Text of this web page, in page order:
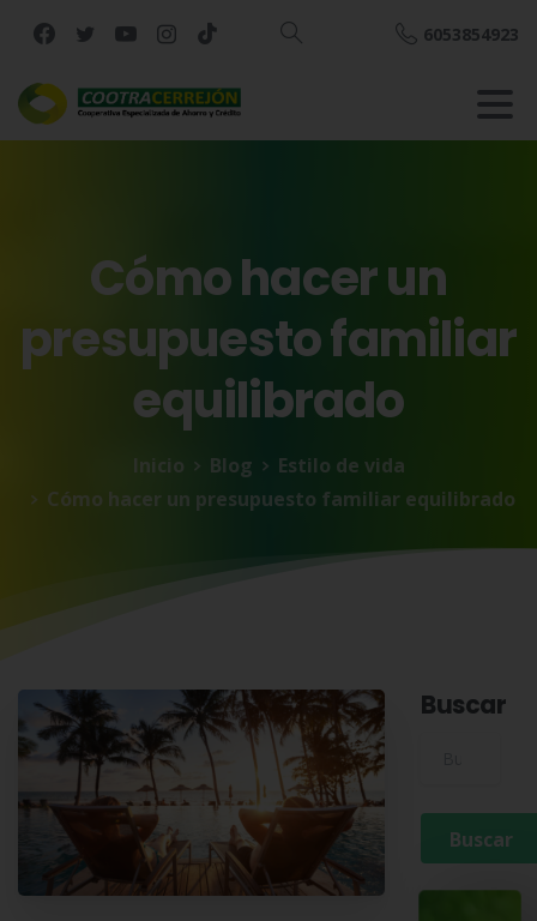
Buscar
6053854923
Cómohacerun
presupuestofamiliar
equilibrado
Inicio Blog
Estilo de vida
Cómo hacer un presupuesto familiar equilibrado
Buscar